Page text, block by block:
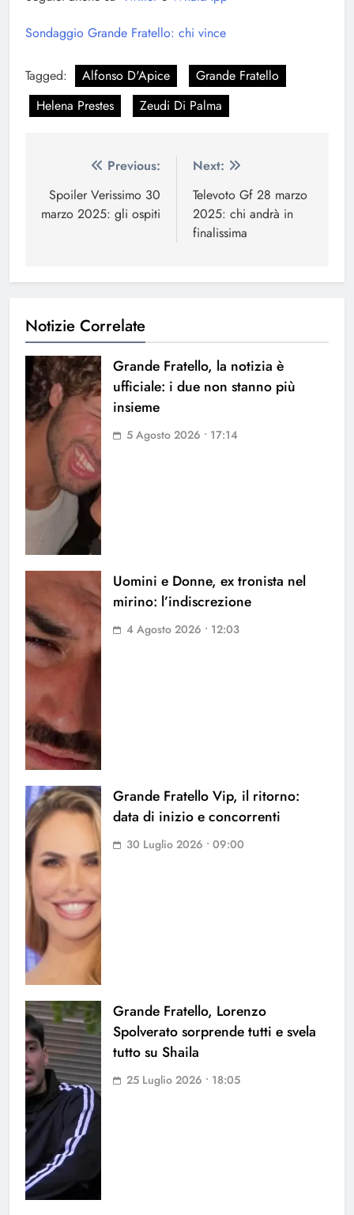
Sondaggio Grande Fratello: chi vince
Tagged: Alfonso D'Apice
Grande Fratello
Helena Prestes
Zeudi Di Palma
Navigazione
articoli
Previous:
Spoiler Verissimo 30
marzo 2025: gli ospiti
Next:
Televoto Gf 28 marzo
2025: chi andrà in
finalissima
Notizie Correlate
Grande Fratello, la notizia è
ufficiale: i due non stanno più
insieme
5 Agosto 2026 • 17:14
Uomini e Donne, ex tronista nel
mirino: l’indiscrezione
4 Agosto 2026 • 12:03
Grande Fratello Vip, il ritorno:
data di inizio e concorrenti
30 Luglio 2026 • 09:00
Grande Fratello, Lorenzo
Spolverato sorprende tutti e svela
tutto su Shaila
25 Luglio 2026 • 18:05